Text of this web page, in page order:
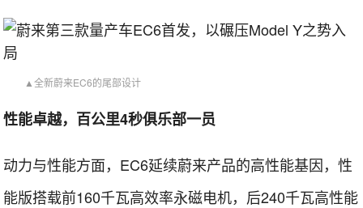
▲全新蔚来EC6的尾部设计
性能卓越，百公里4秒俱乐部一员
动力与性能方面，EC6延续蔚来产品的高性能基因，性
能版搭载前160千瓦高效率永磁电机，后240千瓦高性能